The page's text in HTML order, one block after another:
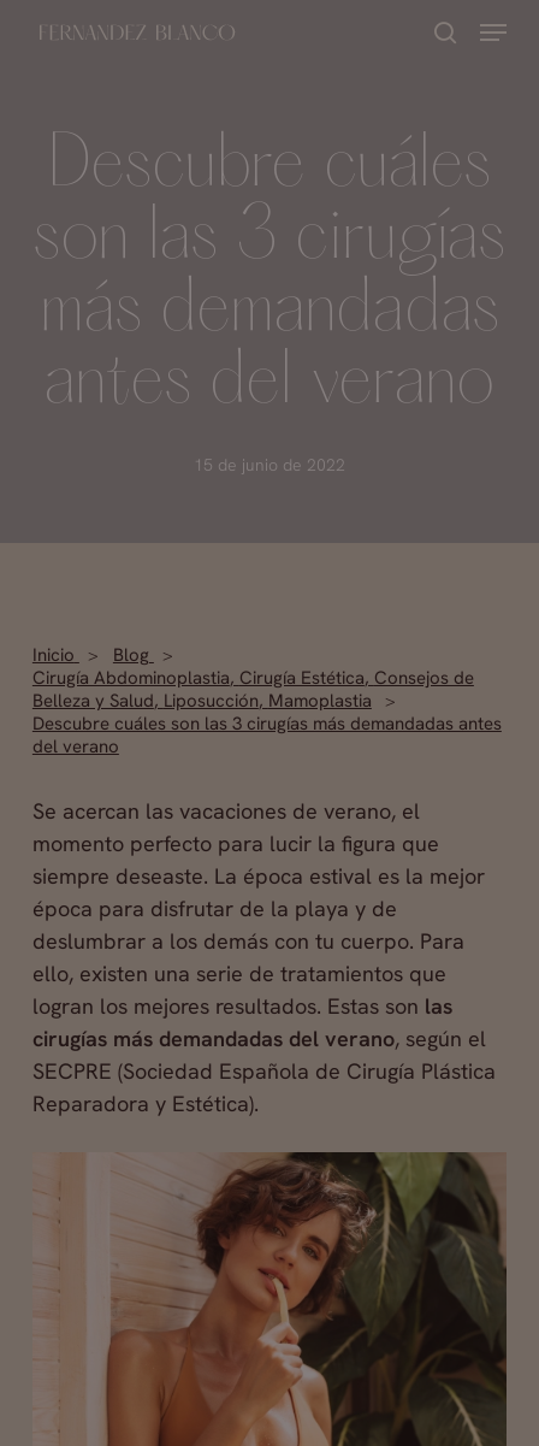
content
Menu
Descubre cuáles
son las 3 cirugías
más demandadas
antes del verano
15 de junio de 2022
Inicio
Blog
Cirugía Abdominoplastia, Cirugía Estética, Consejos de
Belleza y Salud, Liposucción, Mamoplastia
Descubre cuáles son las 3 cirugías más demandadas antes
del verano
Se acercan las vacaciones de verano, el
momento perfecto para lucir la figura que
siempre deseaste. La época estival es la mejor
época para disfrutar de la playa y de
deslumbrar a los demás con tu cuerpo. Para
ello, existen una serie de tratamientos que
logran los mejores resultados. Estas son las
cirugías más demandadas del verano, según el
SECPRE (Sociedad Española de Cirugía Plástica
Reparadora y Estética).